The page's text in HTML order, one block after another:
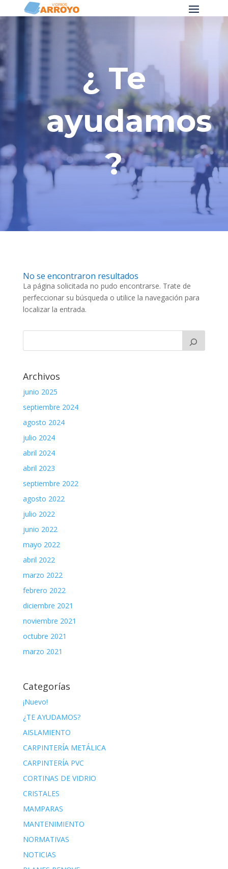
¿ Te
ayudamos
?
No se encontraron resultados
La página solicitada no pudo encontrarse. Trate de
perfeccionar su búsqueda o utilice la navegación para
localizar la entrada.
Archivos
junio 2025
septiembre 2024
agosto 2024
julio 2024
abril 2024
abril 2023
septiembre 2022
agosto 2022
julio 2022
junio 2022
mayo 2022
abril 2022
marzo 2022
febrero 2022
diciembre 2021
noviembre 2021
octubre 2021
marzo 2021
Categorías
¡Nuevo!
¿TE AYUDAMOS?
AISLAMIENTO
CARPINTERÍA METÁLICA
CARPINTERÍA PVC
CORTINAS DE VIDRIO
CRISTALES
MAMPARAS
MANTENIMIENTO
NORMATIVAS
NOTICIAS